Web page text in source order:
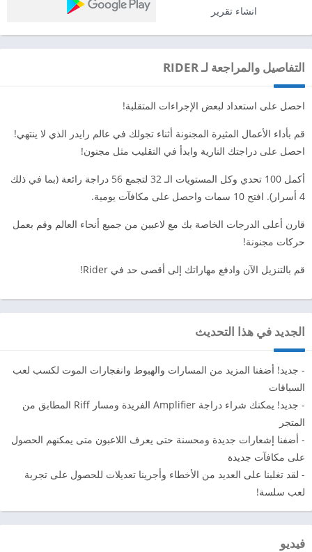
انشاء تقرير
التفاصيل والمراجعة لـ RIDER
احصل على استعداد لبعض الإجراءات المتقلبة!
قم بأداء الأعمال المثيرة المجنونة أثناء تجولك في عالم رايدر الذي لا ينتهي!
احصل على دراجتك النارية وابدأ في التقليب مثل مجنون!
أكمل 100 تحدي وكل المستويات الـ 32 لتجمع 56 دراجة رائعة (بما في ذلك
4 أسرار). افتح 10 سمات واحصل على مكافآت يومية.
قارن أعلى الدرجات الخاصة بك مع لاعبين من جميع أنحاء العالم وقم بعمل
حركات مجنونة!
قم بالتنزيل الآن وادفع مهاراتك إلى أقصى حد في Rider!
الجديد في هذا التحديث
- جديد! أضفنا المزيد من المسارات والهبوط وانفجارات الموت لكسب لعب
السباقات
- جديد! يمكنك شراء دراجة Amplifier الفريدة ومسار Riff المطابق من
المتجر
- أضفنا إشعارات جديدة ومحسنة حتى يعرف اللاعبون متى يمكنهم الحصول
على مكافآت جديدة
- لقد تغلبنا على العديد من الأخطاء وأجرينا تعديلات للحصول على تجربة
لعب سلسة!
فيديو